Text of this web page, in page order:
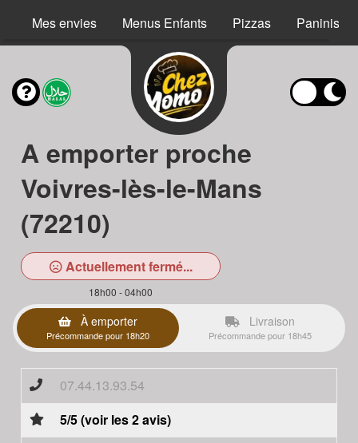
Mes envies Menus Enfants Pizzas Paninis
A emporter proche
Voivres-lès-le-Mans
(72210)
Actuellement fermé...
18h00 - 04h00
À emporter
Précommande pour 18h20
Livraison
Précommande pour 18h45
07.44.13.93.54
5/5 (voir les 2 avis)